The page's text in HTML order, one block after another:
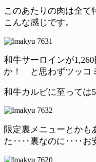
このあたりの肉は全て
こんな感じです。
和牛サーロインが
か！ と思わずツッコ
和牛カルビに至っては
限定裏メニューとかも
た‥‥裏なのに‥‥お安